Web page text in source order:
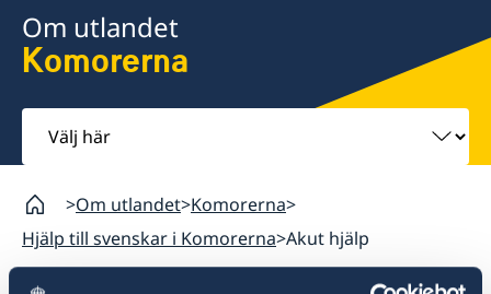
Om utlandet
Komorerna
Välj
här
Om utlandet Komorerna
Hjälp till svenskar i Komorerna Akut hjälp